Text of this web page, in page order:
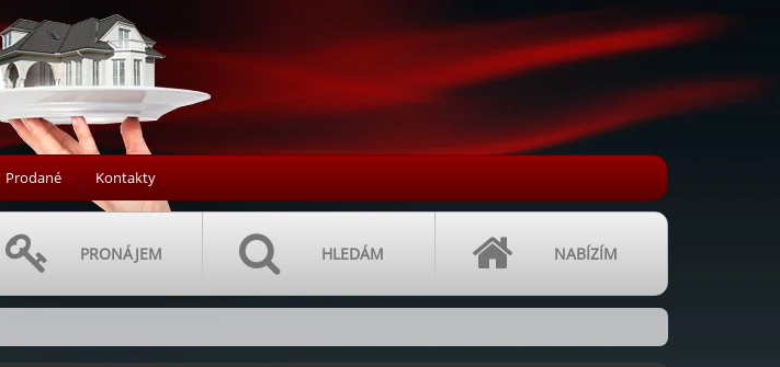
Prodané Kontakty
PRONÁJEM HLEDÁM NABÍZÍM